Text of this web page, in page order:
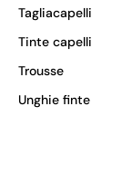
Tagliacapelli
Tinte capelli
Trousse
Unghie finte